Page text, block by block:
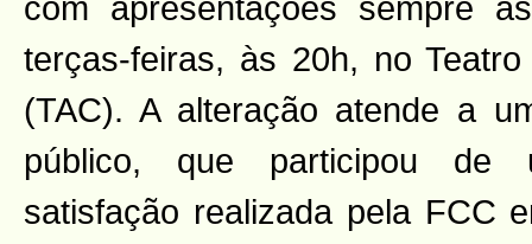
terças-feiras, às 20h, no
(TAC). A alteração atende a
público, que participou de
satisfação realizada pela FCC